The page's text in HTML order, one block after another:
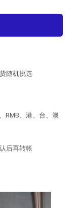
随机挑选
RMB、港、台、澳
后再转帐